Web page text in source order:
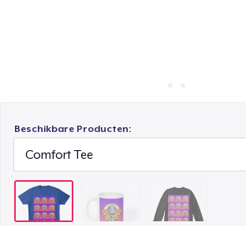
Beschikbare Producten: